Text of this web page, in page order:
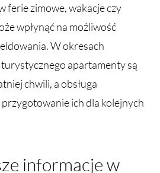
ferie zimowe, wakacje czy
wpłynąć na możliwość
W okresach
apartamenty są
chwili, a obsługa
ich dla kolejnych
informacje w